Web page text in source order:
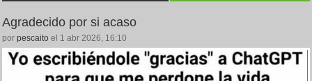
Agradecido por si acaso
por pescaito el 1 abr 2026, 16:10